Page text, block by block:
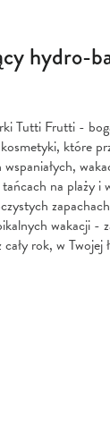
hydro-
Tutti Frutti -
które
na plaży i
wakacji -
rok, w Twojej